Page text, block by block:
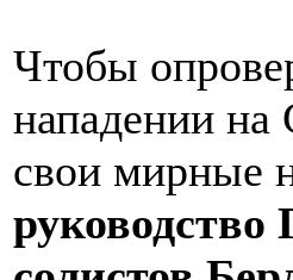
Чтобы
нападении
свои мирные
руководство